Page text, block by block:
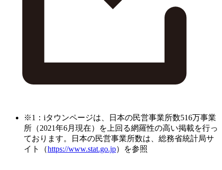
※1：iタウンページは、日本の民営事業所数516万事業
所（2021年6月現在）を上回る網羅性の高い掲載を行っ
ております。日本の民営事業所数は、総務省統計局サ
イト（https://www.stat.go.jp）を参照